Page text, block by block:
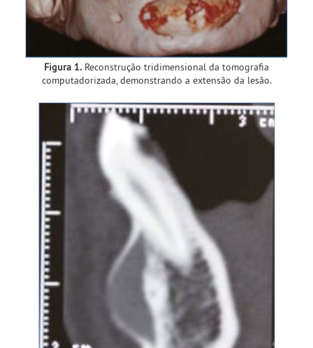
Figura 1. Reconstrução tridimensional da tomografia
computadorizada, demonstrando a extensão da lesão.